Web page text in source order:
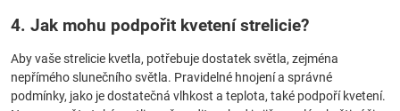
4. Jak mohu podpořit kvetení strelicie?
Aby vaše strelicie kvetla, potřebuje dostatek světla, zejména
nepřímého slunečního světla. Pravidelné hnojení a správné
podmínky, jako je dostatečná vlhkost a teplota, také podpoří kvetení.